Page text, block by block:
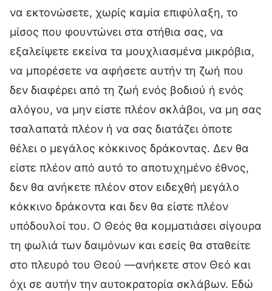
να εκτονώσετε, χωρίς καμία επιφύλαξη, το
μίσος που φουντώνει στα στήθια σας, να
εξαλείψετε εκείνα τα μουχλιασμένα μικρόβια,
να μπορέσετε να αφήσετε αυτήν τη ζωή που
δεν διαφέρει από τη ζωή ενός βοδιού ή ενός
αλόγου, να μην είστε πλέον σκλάβοι, να μη σας
τσαλαπατά πλέον ή να σας διατάζει όποτε
θέλει ο μεγάλος κόκκινος δράκοντας. Δεν θα
είστε πλέον από αυτό το αποτυχημένο έθνος,
δεν θα ανήκετε πλέον στον ειδεχθή μεγάλο
κόκκινο δράκοντα και δεν θα είστε πλέον
υπόδουλοί του. Ο Θεός θα κομματιάσει σίγουρα
τη φωλιά των δαιμόνων και εσείς θα σταθείτε
στο πλευρό του Θεού —ανήκετε στον Θεό και
όχι σε αυτήν την αυτοκρατορία σκλάβων. Εδώ